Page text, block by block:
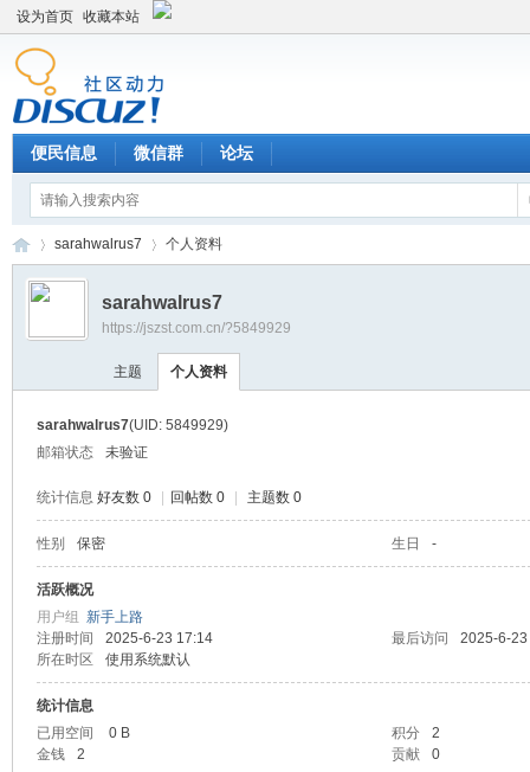
设为首页 收藏本站
便民信息 微信群 论坛
›
sarahwalrus7 个人资料
sarahwalrus7
https://jszst.com.cn/?5849929
主题 个人资料
sarahwalrus7(UID: 5849929)
邮箱状态
未验证
统计信息 好友数 0 回帖数 0 主题数 0
性别 保密 生日 -
活跃概况
用户组 新手上路
注册时间
2025-6-23 17:14 最后访问
2025-6-
所在时区
使用系统默认
统计信息
已用空间
0 B 积分
2
金钱
2 贡献 0